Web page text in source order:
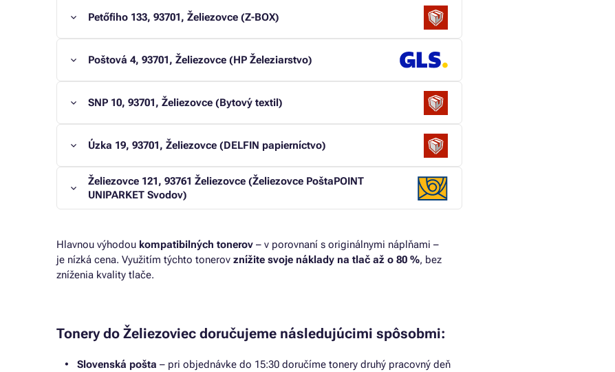
Petőfiho 133, 93701, Želiezovce (Z-BOX)
Poštová 4, 93701, Želiezovce (HP Železiarstvo)
SNP 10, 93701, Želiezovce (Bytový textil)
Úzka 19, 93701, Želiezovce (DELFIN papierníctvo)
Želiezovce 121, 93761 Želiezovce (Želiezovce PoštaPOINT
UNIPARKET Svodov)
Hlavnou výhodou kompatibilných tonerov – v porovnaní s originálnymi náplňami –
je nízká cena. Využitím týchto tonerov znížite svoje náklady na tlač až o 80 %, bez
zníženia kvality tlače.
Tonery do Želiezoviec doručujeme následujúcimi spôsobmi:
Slovenská pošta – pri objednávke do 15:30 doručíme tonery druhý pracovný deň